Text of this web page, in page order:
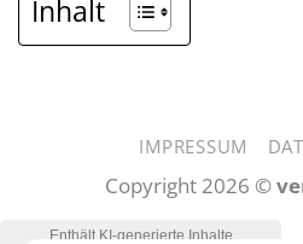
Inhalt
IMPRESSUM
Copyright 2026 ©